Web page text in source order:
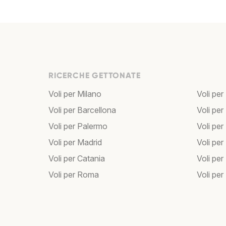
RICERCHE GETTONATE
Voli per Milano
Voli per Barcellona
Voli per Palermo
Voli per Madrid
Voli per Catania
Voli per Roma
Voli per
Voli per
Voli
Voli
Voli
Voli